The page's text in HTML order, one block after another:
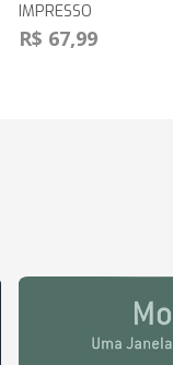
IMPRESSO
R$ 67,99